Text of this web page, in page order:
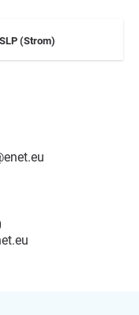
(Strom)